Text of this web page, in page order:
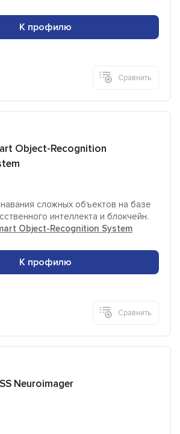
К профилю
Сравнить
Object-Recognition
сложных объектов на базе
интеллекта и блокчейн.
Object-Recognition System
К профилю
Сравнить
Neuroimager